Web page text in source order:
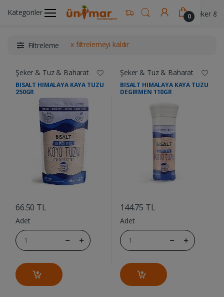
Kategoriler 0
Ünimar Anasayfa Gıda & Yemek Ürünleri Şeker &
Filtreleme x filtrelemeyi kaldır
Şeker & Tuz & Baharat
BISALT HIMALAYA KAYA TUZU
250GR
66.50 TL
Adet
Şeker & Tuz & Baharat
BISALT HIMALAYA KAYA TUZU
DEGIRMEN 110GR
144.75 TL
Adet